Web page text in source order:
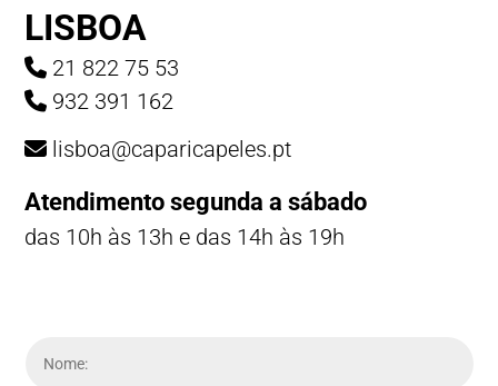
LISBOA
21 822 75 53
932 391 162
lisboa@caparicapeles.pt
Atendimento segunda a sábado
das 10h às 13h e das 14h às 19h